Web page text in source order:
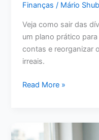
Finanças / Mário
Veja como sair das
um plano prático
contas e reorganizar
irreais.
Como
Dívidas
Ganhando
Read More »